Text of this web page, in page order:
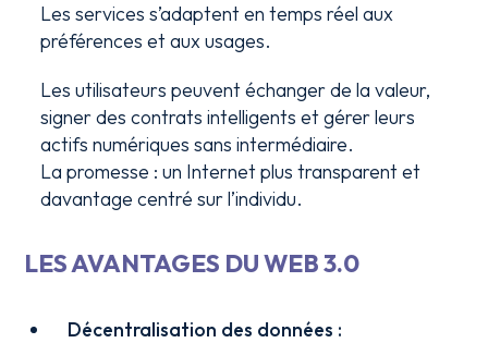
Les services s’adaptent en temps réel aux
préférences et aux usages.
Les utilisateurs peuvent échanger de la valeur,
signer des contrats intelligents et gérer leurs
actifs numériques sans intermédiaire.
La promesse : un Internet plus transparent et
davantage centré sur l’individu.
LES AVANTAGES DU WEB 3.0
Décentralisation des données :